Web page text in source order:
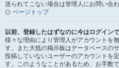
送られてこない場合は管理人にお問い合わ
ページトップ
以前、登録したはずなのに今はログイン
様々な理由により管理人がアカウントを
す。また大抵の掲示板はデータベースの
投稿していないユーザーのアカウントを
す。このようなことがあるため、お手数